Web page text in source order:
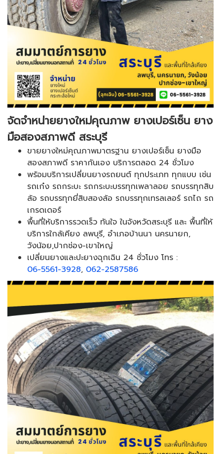
จัดจำหน่ายยางใหม่คุณภาพ ยางเปอร์เซ็น ยาง
มือสองสภาพดี สระบุรี
ขายยางใหม่คุณภาพมาตรฐาน ยางเปอร์เซ็น ยางมือ
สองสภาพดี ราคากันเอง บริการตลอด 24 ชั่วโมง
พร้อมบริการเปลี่ยนยางรถยนต์ ทุกประเภท ทุกแบบ เช่น
รถเก๋ง รถกระบะ รถกระบะบรรทุกเพลาลอย รถบรรทุกสิบ
ล้อ รถบรรทุกยี่สิบสองล้อ รถบรรทุกเทรลเลอร์ รถไถ รถ
เกรดเดอร์
พื้นที่ให้บริการรวดเร็ว ทันใจ ในจังหวัดสระบุรี และ พื้นที่ให้
บริการใกล้เคียง ลพบุรี, อำเภอบ้านนา นครนายก,
วังน้อย,ปากช่อง-เขาใหญ่
เปลี่ยนยางและปะยางฉุกเฉิน 24 ชั่วโมง โทร :
06-5561-3928, 062-2587586